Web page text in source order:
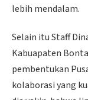
lebih mendalam.
Selain itu Staff
Kabuapaten
pembentukan
kolaborasi yang